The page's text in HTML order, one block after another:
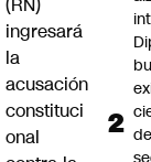
ingresará
la
acusación
constituci
onal
de